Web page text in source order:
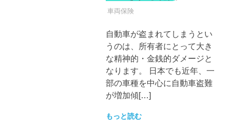
自動車保険
車両保険
自動車が盗まれてしまうとい
うのは、所有者にとって大き
な精神的・金銭的ダメージと
なります。 日本でも近年、一
部の車種を中心に自動車盗難
が増加傾[…]
もっと読む